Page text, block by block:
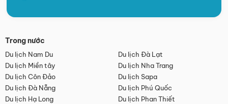
Trong nước
Du lịch Nam Du
Du lịch Đà Lạt
Du lịch Miền tây
Du lịch Nha Trang
Du lịch Côn Đảo
Du lịch Sapa
Du lịch Đà Nẵng
Du lịch Phú Quốc
Du lịch Hạ Long
Du lịch Phan Thiết